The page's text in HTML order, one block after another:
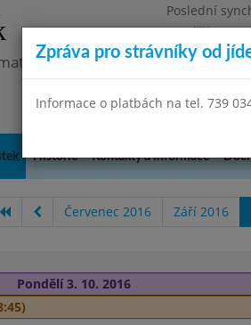
Poslední
Pondělí
škola Chlumín, okres
Historie Kontakty a informace
Červenec 2016 Září 2016
Pondělí 3. 10. 2016
Zpráva pro strávníky od
Informace o platbách na tel. 739